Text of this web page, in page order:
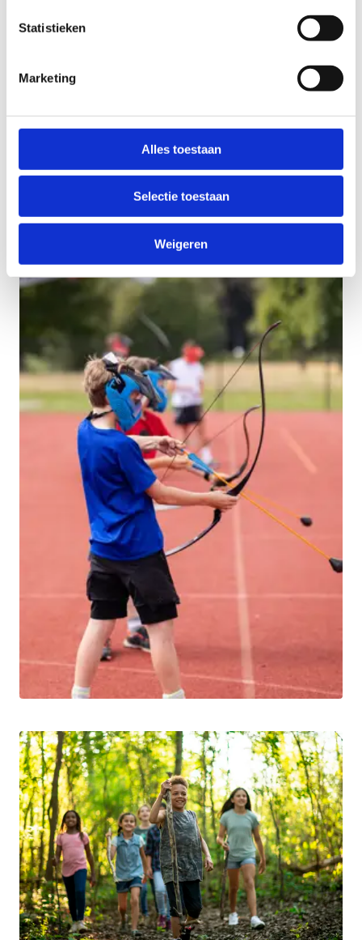
Statistieken
Marketing
Alles toestaan
Selectie toestaan
Weigeren
Waterpolo
Sporten via onze partners
Waterjumppark
Freerunning (viaGet Insane)
Skateboard (viaGet Insane
Lasershooting (viaThe Gathering)